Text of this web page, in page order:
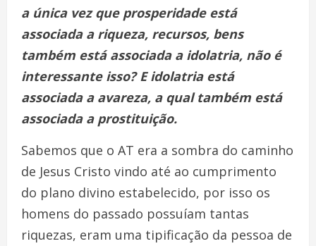
a única vez que prosperidade está
associada a riqueza, recursos, bens
também está associada a idolatria, não é
interessante isso? E idolatria está
associada a avareza, a qual também está
associada a prostituição.
Sabemos que o AT era a sombra do caminho
de Jesus Cristo vindo até ao cumprimento
do plano divino estabelecido, por isso os
homens do passado possuíam tantas
riquezas, eram uma tipificação da pessoa de